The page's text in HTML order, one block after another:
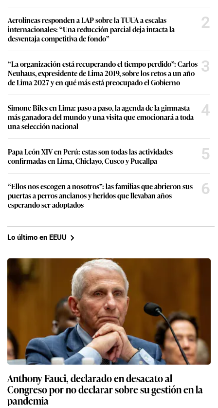
Aerolíneas responden a LAP sobre la TUUA a escalas
internacionales: “Una reducción parcial deja intacta la
desventaja competitiva de fondo”
2
“La organización está recuperando el tiempo perdido”: Carlos
Neuhaus, expresidente de Lima 2019, sobre los retos a un año
de Lima 2027 y en qué más está preocupado el Gobierno
3
Simone Biles en Lima: paso a paso, la agenda de la gimnasta
más ganadora del mundo y una visita que emocionará a toda
una selección nacional
4
Papa León XIV en Perú: estas son todas las actividades
confirmadas en Lima, Chiclayo, Cusco y Pucallpa
5
“Ellos nos escogen a nosotros”: las familias que abrieron sus
puertas a perros ancianos y heridos que llevaban años
esperando ser adoptados
6
Lo último en EEUU
Anthony Fauci, declarado en desacato al
Congreso por no declarar sobre su gestión en la
pandemia